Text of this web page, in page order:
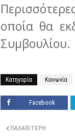
οποία θα
Συμβουλίου.
Κατηγορία Κοινωνία
Facebook
ΠΑΛΑΙΌΤΕΡΗ